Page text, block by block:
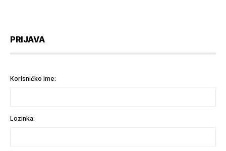
PRIJAVA
Korisničko ime:
Lozinka: